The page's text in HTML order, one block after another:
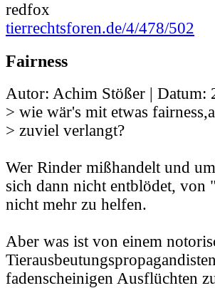
redfox
tierrechtsforen.de/4/478/502
Fairness
Autor: Achim Stößer | Datum:
> wie wär's mit etwas
> zuviel verlangt?
Wer Rinder mißhandelt und
sich dann nicht entblödet, von
nicht mehr zu helfen.
Aber was ist von einem
fadenscheinigen Ausflüchten